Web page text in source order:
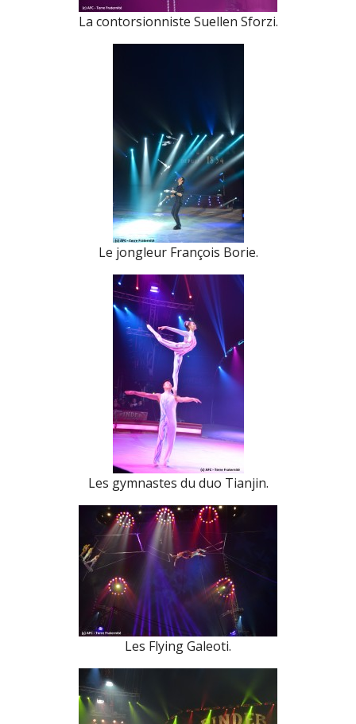
La contorsionniste Suellen Sforzi.
Le jongleur François Borie.
Les gymnastes du duo Tianjin.
Les Flying Galeoti.